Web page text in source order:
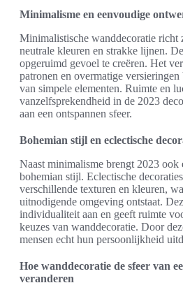
Minimalisme en eenvoudige
Minimalistische wanddecoratie richt
neutrale kleuren en strakke lijnen.
opgeruimd gevoel te creëren. Het
patronen en overmatige
van simpele elementen. Ruimte en
vanzelfsprekendheid in de 2023
aan een ontspannen sfeer.
Bohemian stijl en eclectische
Naast minimalisme brengt 2023 ook
bohemian stijl. Eclectische
verschillende texturen en kleuren,
uitnodigende omgeving ontstaat.
individualiteit aan en geeft ruimte
keuzes van wanddecoratie. Door
mensen echt hun persoonlijkheid
Hoe wanddecoratie de sfeer van
veranderen